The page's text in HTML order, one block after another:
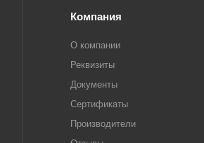
Компания
О компании
Реквизиты
Документы
Сертификаты
Производители